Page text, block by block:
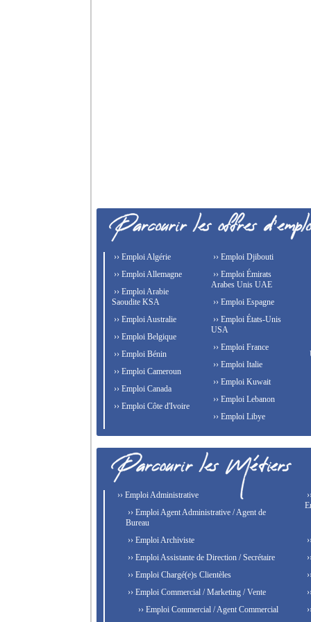
›› Emploi Algérie
›› Emploi Allemagne
›› Emploi Arabie
Saoudite KSA
›› Emploi Australie
›› Emploi Belgique
›› Emploi Bénin
›› Emploi Cameroun
›› Emploi Canada
›› Emploi Côte d'Ivoire
›› Emploi Djibouti
›› Emploi Émirats
Arabes Unis UAE
›› Emploi Espagne
›› Emploi États-Unis
USA
›› Emploi France
›› Emploi Italie
›› Emploi Kuwait
›› Emploi Lebanon
›› Emploi Libye
›› Emploi Administrative
›› Emploi Agent Administrative / Agent de
Bureau
›› Emploi Archiviste
›› Emploi Assistante de Direction / Secrétaire
›› Emploi Chargé(e)s Clientèles
›› Emploi Commercial / Marketing / Vente
›› Emploi Commercial / Agent Commercial